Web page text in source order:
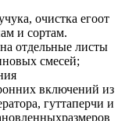
очистка егоот
и сортам.
отдельные листы
смесей;
включений из
гуттаперчи и